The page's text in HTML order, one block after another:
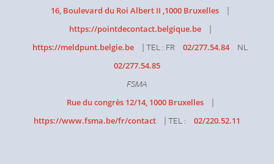
16, Boulevard du Roi Albert II ,1000 Bruxelles |
https://pointdecontact.belgique.be |
https://meldpunt.belgie.be | TEL : FR 02/277.54.84 NL
02/277.54.85
FSMA
Rue du congrès 12/14, 1000 Bruxelles |
https://www.fsma.be/fr/contact | TEL : 02/220.52.11